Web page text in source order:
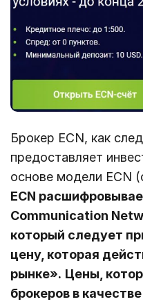
Брокер ECN, как
предоставляет
основе модели ECN
ECN
Communication
который следует
цену, которая
рынке». Цены,
брокеров в